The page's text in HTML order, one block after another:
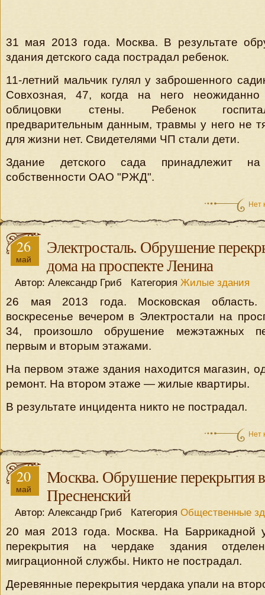
31 мая 2013 года. Москва. В результате
здания детского сада пострадал ребенок.
11-летний мальчик гулял у заброшенного
Совхозная, 47, когда на него неожиданно
облицовки стены. Ребенок
предварительным данным, травмы у него не
для жизни нет. Свидетелями ЧП стали дети.
Здание детского сада принадлежит
собственности ОАО "РЖД".
Нет
26
май
Электросталь. Обрушение
дома на проспекте Ленина
Автор: Александр Гриб Категория Жилые здания
26 мая 2013 года. Московская область.
воскресенье вечером в Электростали на
34, произошло обрушение межэтажных
первым и вторым этажами.
На первом этаже здания находится магазин,
ремонт. На втором этаже — жилые квартиры.
В результате инцидента никто не пострадал.
Нет
20
май
Москва. Обрушение
Пресненский
Автор: Александр Гриб Категория Общественные
20 мая 2013 года. Москва. На Баррикадной
перекрытия на чердаке здания
миграционной службы. Никто не пострадал.
Деревянные перекрытия чердака упали на